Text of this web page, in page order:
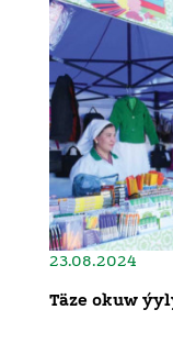
23.08.2024
Täze okuw